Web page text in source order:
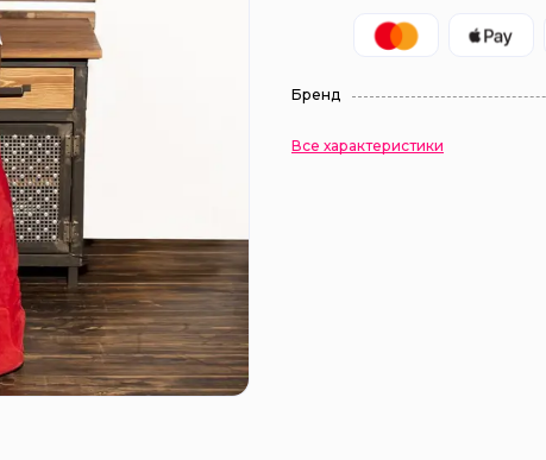
Бренд
Все характеристики